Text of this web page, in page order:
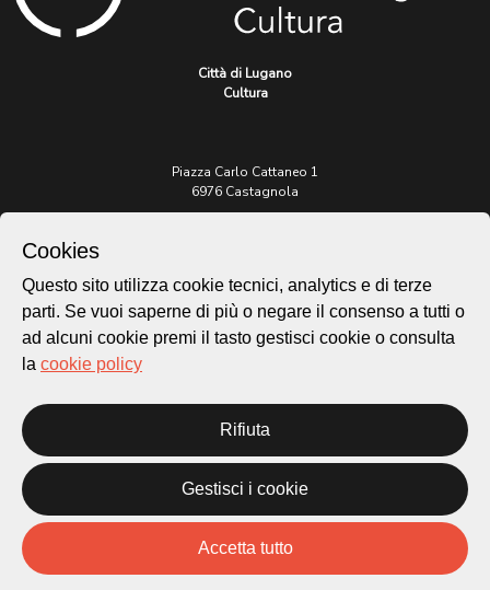
Città di Lugano
Cultura
Piazza Carlo Cattaneo 1
6976 Castagnola
Per informazioni:
patrimonio@lugano.ch
t. +41 58 866 68 50
Cookie policy
Credits
Homepage
Temi
Mappa
Cookies
Questo sito utilizza cookie tecnici, analytics e di terze
parti. Se vuoi saperne di più o negare il consenso a tutti o
ad alcuni cookie premi il tasto gestisci cookie o consulta
la cookie policy
Rifiuta
Gestisci i cookie
Accetta tutto